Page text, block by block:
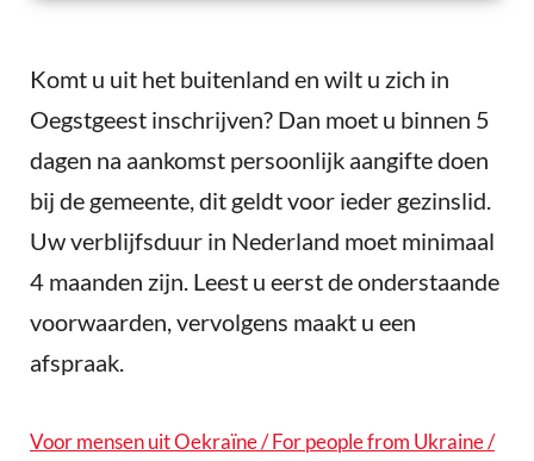
Komt u uit het buitenland en wilt u zich in
Oegstgeest inschrijven? Dan moet u binnen 5
dagen na aankomst persoonlijk aangifte doen
bij de gemeente, dit geldt voor ieder gezinslid.
Uw verblijfsduur in Nederland moet minimaal
4 maanden zijn. Leest u eerst de onderstaande
voorwaarden, vervolgens maakt u een
afspraak.
Voor mensen uit Oekraïne / For people from Ukraine /